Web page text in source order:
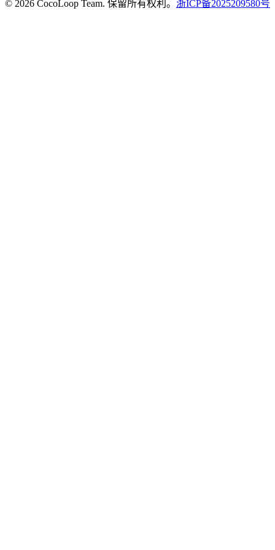
© 2026 CocoLoop Team. 保留所有权利。 浙ICP备2025209580号